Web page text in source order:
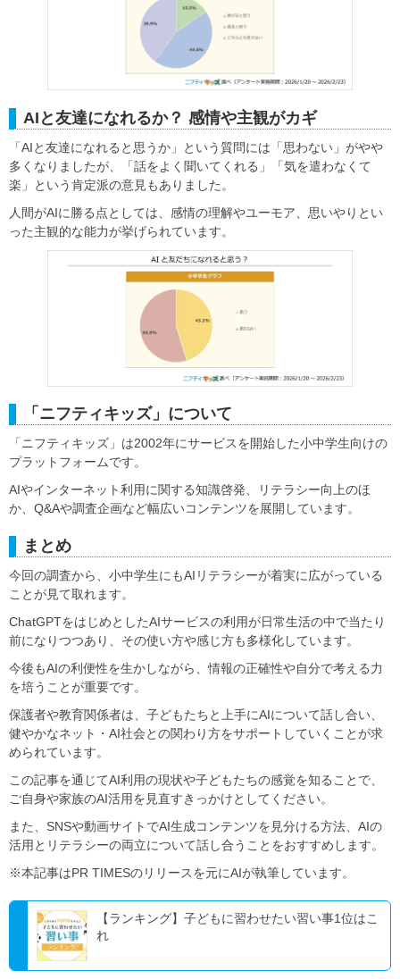
AIと友達になれるか？ 感情や主観がカギ
「AIと友達になれると思うか」という質問には「思わない」がやや
多くなりましたが、「話をよく聞いてくれる」「気を遣わなくて
楽」という肯定派の意見もありました。
人間がAIに勝る点としては、感情の理解やユーモア、思いやりとい
った主観的な能力が挙げられています。
「ニフティキッズ」について
「ニフティキッズ」は2002年にサービスを開始した小中学生向けの
プラットフォームです。
AIやインターネット利用に関する知識啓発、リテラシー向上のほ
か、Q&Aや調査企画など幅広いコンテンツを展開しています。
まとめ
今回の調査から、小中学生にもAIリテラシーが着実に広がっている
ことが見て取れます。
ChatGPTをはじめとしたAIサービスの利用が日常生活の中で当たり
前になりつつあり、その使い方や感じ方も多様化しています。
今後もAIの利便性を生かしながら、情報の正確性や自分で考える力
を培うことが重要です。
保護者や教育関係者は、子どもたちと上手にAIについて話し合い、
健やかなネット・AI社会との関わり方をサポートしていくことが求
められています。
この記事を通じてAI利用の現状や子どもたちの感覚を知ることで、
ご自身や家族のAI活用を見直すきっかけとしてください。
また、SNSや動画サイトでAI生成コンテンツを見分ける方法、AIの
活用とリテラシーの両立について話し合うことをおすすめします。
※本記事はPR TIMESのリリースを元にAIが執筆しています。
【ランキング】子どもに習わせたい習い事1位はこ
れ